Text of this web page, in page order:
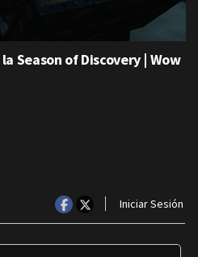
Season of Discovery | Wow
Iniciar Sesión